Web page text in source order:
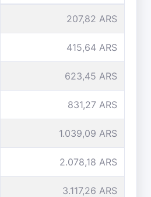
207,82 ARS
415,64 ARS
623,45 ARS
831,27 ARS
1.039,09 ARS
2.078,18 ARS
3.117,26 ARS